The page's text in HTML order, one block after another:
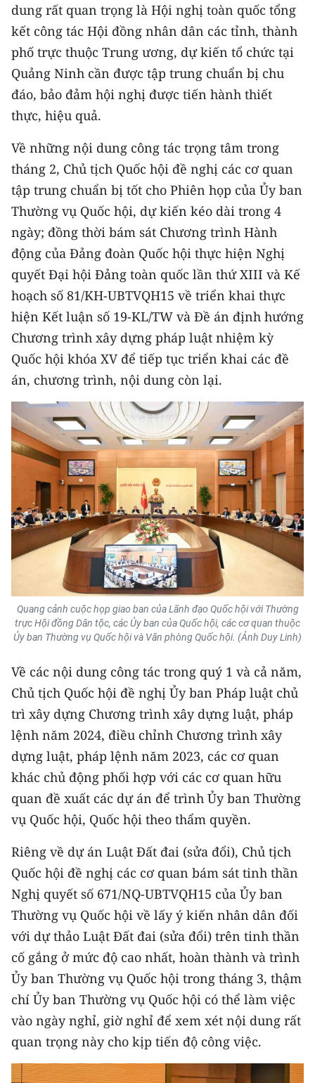
Media Chính trị
Media Kinh tế
Media Văn hóa
Media Xã hội
Media Pháp luật
Media Du lịch
Media Thế giới
Media Thể thao
Media Giáo dục
Media Y tế
Media Khoa học - Công nghệ
Media Môi trường
Ảnh
Infographic
TIN MỚI
TIN ĐỊA PHƯƠNG
Trung du và miền núi phía Bắc
Đồng bằng sông Hồng
Bắc Trung Bộ
Duyên hải Nam Trung Bộ và Tây
Nguyên
Đông Nam Bộ
Đồng bằng sông Cửu Long
Chuyên trang Hà Nội
Chuyên trang TP. Hồ Chí Minh
CHUYÊN ĐỀ
CÁC CHUYÊN TRANG
VỀ BÁO NHÂN DÂN
THỜI NAY
NHÂN DÂN CUỐI TUẦN
NHÂN DÂN HẰNG THÁNG
MUA BÁO
ĐỌC BÁO IN
dung rất quan trọng là Hội nghị toàn quốc tổng
kết công tác Hội đồng nhân dân các tỉnh, thành
phố trực thuộc Trung ương, dự kiến tổ chức tại
Quảng Ninh cần được tập trung chuẩn bị chu
đáo, bảo đảm hội nghị được tiến hành thiết
thực, hiệu quả.
Về những nội dung công tác trọng tâm trong
tháng 2, Chủ tịch Quốc hội đề nghị các cơ quan
tập trung chuẩn bị tốt cho Phiên họp của Ủy ban
Thường vụ Quốc hội, dự kiến kéo dài trong 4
ngày; đồng thời bám sát Chương trình Hành
động của Đảng đoàn Quốc hội thực hiện Nghị
quyết Đại hội Đảng toàn quốc lần thứ XIII và Kế
hoạch số 81/KH-UBTVQH15 về triển khai thực
hiện Kết luận số 19-KL/TW và Đề án định hướng
Chương trình xây dựng pháp luật nhiệm kỳ
Quốc hội khóa XV để tiếp tục triển khai các đề
án, chương trình, nội dung còn lại.
Quang cảnh cuộc họp giao ban của Lãnh đạo Quốc hội với Thường
trực Hội đồng Dân tộc, các Ủy ban của Quốc hội, các cơ quan thuộc
Ủy ban Thường vụ Quốc hội và Văn phòng Quốc hội. (Ảnh Duy Linh)
Về các nội dung công tác trong quý 1 và cả năm,
Chủ tịch Quốc hội đề nghị Ủy ban Pháp luật chủ
trì xây dựng Chương trình xây dựng luật, pháp
lệnh năm 2024, điều chỉnh Chương trình xây
dựng luật, pháp lệnh năm 2023, các cơ quan
khác chủ động phối hợp với các cơ quan hữu
quan đề xuất các dự án để trình Ủy ban Thường
vụ Quốc hội, Quốc hội theo thẩm quyền.
Riêng về dự án Luật Đất đai (sửa đổi), Chủ tịch
Quốc hội đề nghị các cơ quan bám sát tinh thần
Nghị quyết số 671/NQ-UBTVQH15 của Ủy ban
Thường vụ Quốc hội về lấy ý kiến nhân dân đối
với dự thảo Luật Đất đai (sửa đổi) trên tinh thần
cố gắng ở mức độ cao nhất, hoàn thành và trình
Ủy ban Thường vụ Quốc hội trong tháng 3, thậm
chí Ủy ban Thường vụ Quốc hội có thể làm việc
vào ngày nghỉ, giờ nghỉ để xem xét nội dung rất
quan trọng này cho kịp tiến độ công việc.